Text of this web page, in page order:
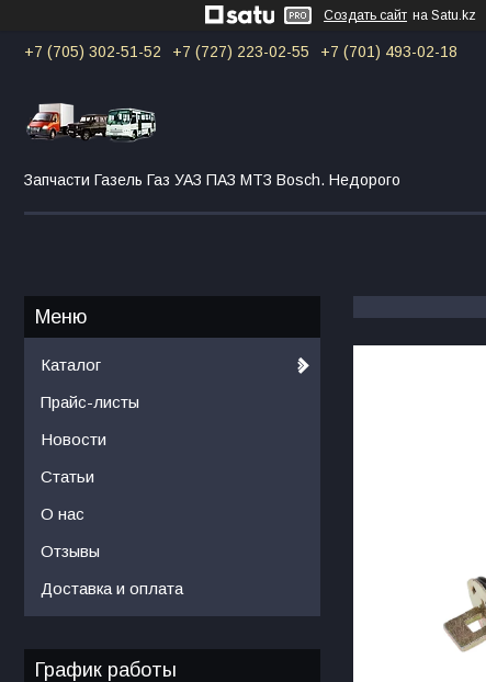
Создать сайт на Satu.kz
+7 (705) 302-51-52 +7 (727) 223-02-55 +7 (701) 493-02-18
Запчасти Газель Газ УАЗ ПАЗ МТЗ Bosch. Недорого
Каталог
Прайс-листы
Новости
Статьи
О нас
Отзывы
Доставка и оплата
График работы